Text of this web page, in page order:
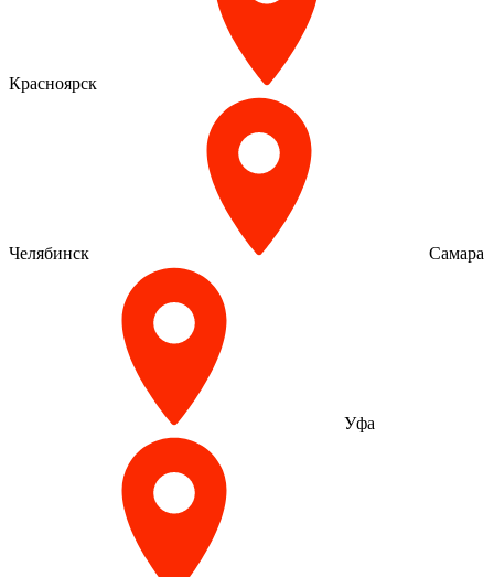
Красноярск
Челябинск Самара
Уфа